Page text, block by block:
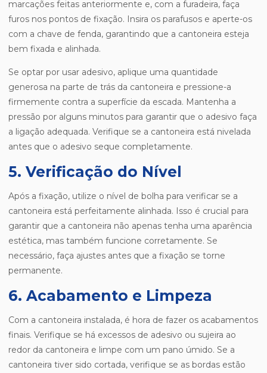
marcações feitas anteriormente e, com a furadeira, faça
furos nos pontos de fixação. Insira os parafusos e aperte-os
com a chave de fenda, garantindo que a cantoneira esteja
bem fixada e alinhada.
Se optar por usar adesivo, aplique uma quantidade
generosa na parte de trás da cantoneira e pressione-a
firmemente contra a superfície da escada. Mantenha a
pressão por alguns minutos para garantir que o adesivo faça
a ligação adequada. Verifique se a cantoneira está nivelada
antes que o adesivo seque completamente.
5. Verificação do Nível
Após a fixação, utilize o nível de bolha para verificar se a
cantoneira está perfeitamente alinhada. Isso é crucial para
garantir que a cantoneira não apenas tenha uma aparência
estética, mas também funcione corretamente. Se
necessário, faça ajustes antes que a fixação se torne
permanente.
6. Acabamento e Limpeza
Com a cantoneira instalada, é hora de fazer os acabamentos
finais. Verifique se há excessos de adesivo ou sujeira ao
redor da cantoneira e limpe com um pano úmido. Se a
cantoneira tiver sido cortada, verifique se as bordas estão